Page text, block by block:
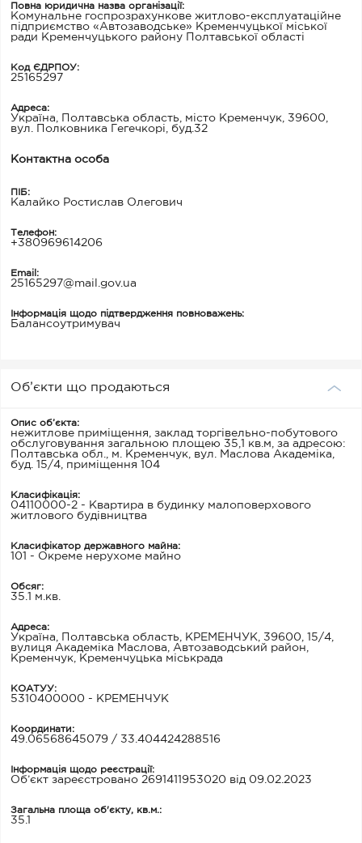
Повна юридична назва організації:
Комунальне госпрозрахункове житлово-експлуатаційне
підприємство «Автозаводське» Кременчуцької міської
ради Кременчуцького району Полтавської області
Код ЄДРПОУ:
25165297
Адреса:
Україна, Полтавська область, місто Кременчук, 39600,
вул. Полковника Гегечкорі, буд.32
Контактна особа
ПІБ:
Калайко Ростислав Олегович
Телефон:
+380969614206
Email:
25165297@mail.gov.ua
Інформація щодо підтвердження повноважень:
Балансоутримувач
Об’єкти що продаються
Опис об’єкта:
нежитлове приміщення, заклад торгівельно-побутового
обслуговування загальною площею 35,1 кв.м, за адресою:
Полтавська обл., м. Кременчук, вул. Маслова Академіка,
буд. 15/4, приміщення 104
Класифікація:
04110000-2 - Квартира в будинку малоповерхового
житлового будівництва
Класифікатор державного майна:
101 - Окреме нерухоме майно
Обсяг:
35.1 м.кв.
Адреса:
Україна, Полтавська область, КРЕМЕНЧУК, 39600, 15/4,
вулиця Академіка Маслова, Автозаводський район,
Кременчук, Кременчуцька міськрада
КОАТУУ:
5310400000 - КРЕМЕНЧУК
Координати:
49.06568645079 / 33.404424288516
Інформація щодо реєстрації:
Об’єкт зареєстровано 2691411953020 від 09.02.2023
Загальна площа об'єкту, кв.м.:
35.1